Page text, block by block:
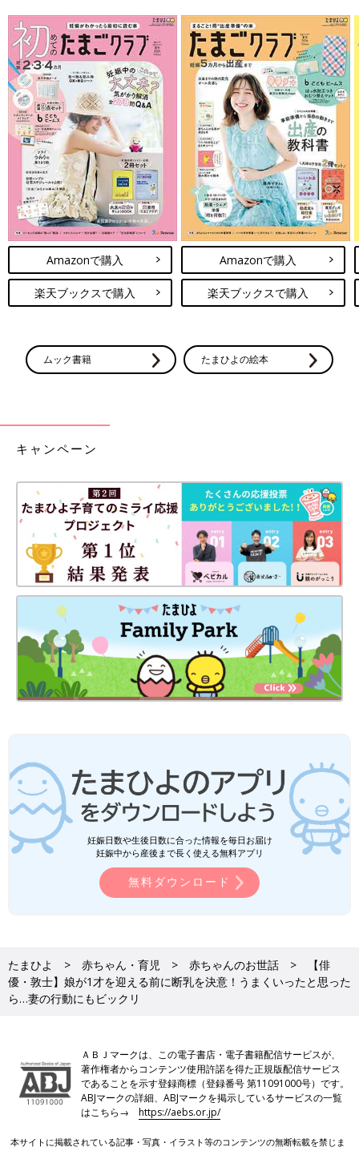
Amazonで購入
楽天ブックスで購入
Amazonで購入
楽天ブックスで購入
ムック書籍 たまひよの絵本
キャンペーン
妊娠日数や生後日数に合った情報を毎日お届け
妊娠中から産後まで長く使える無料アプリ
無料ダウンロード
たまひよ 赤ちゃん・育児 赤ちゃんのお世話
【俳
優・敦士】娘が1才を迎える前に断乳を決意！うまくいったと思った
ら…妻の行動にもビックリ
ＡＢＪマークは、この電子書店・電子書籍配信サービスが、
著作権者からコンテンツ使用許諾を得た正規版配信サービス
であることを示す登録商標（登録番号 第11091000号）です。
ABJマークの詳細、ABJマークを掲示しているサービスの一覧
はこちら→https://aebs.or.jp/
本サイトに掲載されている記事・写真・イラスト等のコンテンツの無断転載を禁じま